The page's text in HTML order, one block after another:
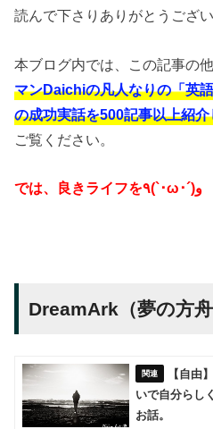
読んで下さりありがとうござい
本ブログ内では、この記事の
マンDaichiの凡人なりの「英
の成功実話を500記事以上紹
ご覧ください。
では、良きライフを٩(`･ω･´)و
DreamArk（夢の方
【自由
いで自分らし
お話。